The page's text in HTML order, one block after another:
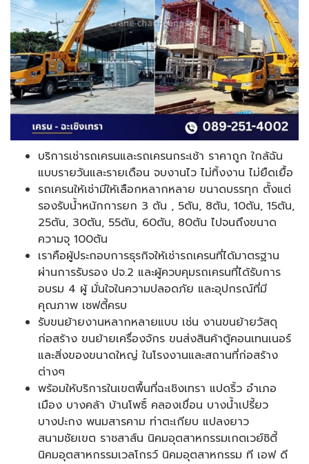
บริการเช่ารถเครนและรถเครนกระเช้า ราคาถูก ใกล้ฉัน
แบบรายวันและรายเดือน จบงานไว ไม่ทิ้งงาน ไม่ยืดเยื้อ
รถเครนให้เช่ามีให้เลือกหลากหลาย ขนาดบรรทุก ตั้งแต่
รองรับน้ำหนักการยก 3 ตัน , 5ตัน, 8ตัน, 10ตัน, 15ตัน,
25ตัน, 30ตัน, 55ตัน, 60ตัน, 80ตัน ไปจนถึงขนาด
ความจุ 100ตัน
เราคือผู้ประกอบการธุรกิจให้เช่ารถเครนที่ได้มาตรฐาน
ผ่านการรับรอง ปจ.2 และผู้ควบคุมรถเครนที่ได้รับการ
อบรม 4 ผู้ มั่นใจในความปลอดภัย และอุปกรณ์ที่มี
คุณภาพ เซฟตี้ครบ
รับขนย้ายงานหลากหลายแบบ เช่น งานขนย้ายวัสดุ
ก่อสร้าง ขนย้ายเครื่องจักร ขนส่งสินค้าตู้คอนเทนเนอร์
และสิ่งของขนาดใหญ่ ในโรงงานและสถานที่ก่อสร้าง
ต่างๆ
พร้อมให้บริการในเขตพื้นที่ฉะเชิงเทรา แปดริ้ว อำเภอ
เมือง บางคล้า บ้านโพธิ์ คลองเขื่อน บางน้ำเปรี้ยว
บางปะกง พนมสารคาม ท่าตะเกียบ แปลงยาว
สนามชัยเขต ราชสาส์น นิคมอุตสาหกรรมเกตเวย์ซิตี้
นิคมอุตสาหกรรมเวลโกรว์ นิคมอุตสาหกรรม ที เอฟ ดี